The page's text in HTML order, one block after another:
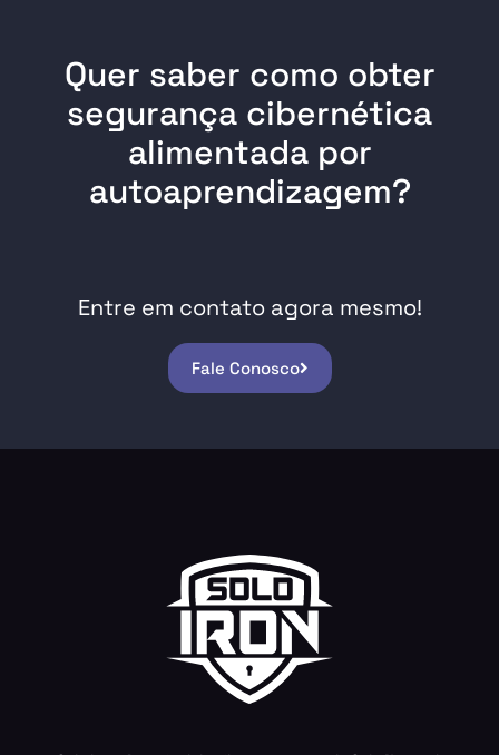
Quer saber como obter
segurança cibernética
alimentada por
autoaprendizagem?
Entre em contato agora mesmo!
Fale Conosco